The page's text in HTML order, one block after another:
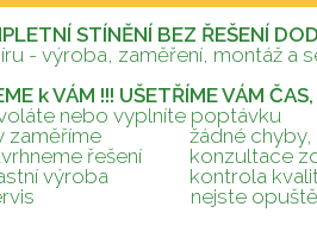
STÍNĚNÍ BEZ ŘEŠENÍ
- výroba, zaměření, montáž a
k VÁM !!! UŠETŘÍME VÁM
nebo vyplníte poptávku
zaměříme
žádné
řešení
konzultace
výroba
kontrola
nejste